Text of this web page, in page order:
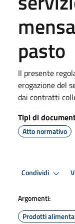
pasto
Il presente
erogazione del
dai contratti
Tipi di
Atto normativo
Condividi
Argomenti:
Prodotti